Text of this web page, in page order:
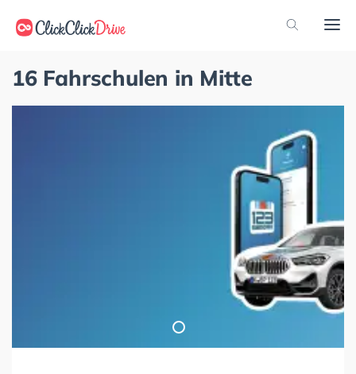
16 Fahrschulen in Mitte